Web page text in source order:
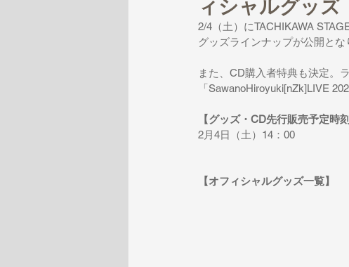
ィシャルグッズ
2/4（土）にTACHIKAWA
グッズラインナップが公開とな
また、CD購入者特典も決定。
「SawanoHiroyuki[nZk]LIVE
【グッズ・CD先行販売予定時刻
2月4日（土）14：00
【オフィシャルグッズ一覧】